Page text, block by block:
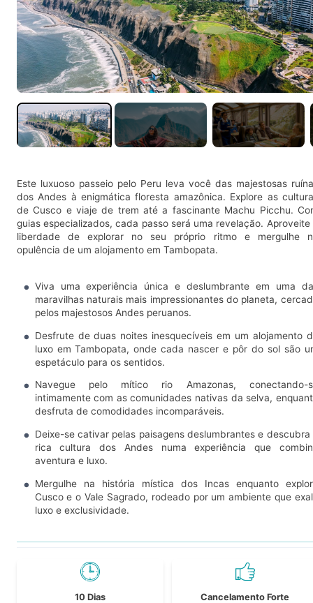
Este luxuoso passeio pelo Peru leva você das majestosas
dos Andes à enigmática floresta amazônica. Explore as
de Cusco e viaje de trem até a fascinante Machu Picchu.
guias especializados, cada passo será uma revelação. Aproveite
liberdade de explorar no seu próprio ritmo e mergulhe
opulência de um alojamento em Tambopata.
Viva uma experiência única e deslumbrante em uma
maravilhas naturais mais impressionantes do planeta,
pelos majestosos Andes peruanos.
Desfrute de duas noites inesquecíveis em um alojamento
luxo em Tambopata, onde cada nascer e pôr do sol são
espetáculo para os sentidos.
Navegue pelo mítico rio Amazonas, conectando-
intimamente com as comunidades nativas da selva,
desfruta de comodidades incomparáveis.
Deixe-se cativar pelas paisagens deslumbrantes e descubra
rica cultura dos Andes numa experiência que
aventura e luxo.
Mergulhe na história mística dos Incas enquanto
Cusco e o Vale Sagrado, rodeado por um ambiente que
luxo e exclusividade.
10 Dias Cancelamento Forte